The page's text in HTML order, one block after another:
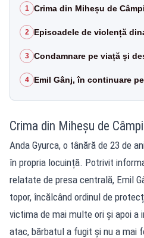
1 Crima din Miheșu de
2 Episoadele de violență
3 Condamnare pe viață și
4 Emil Gânj, în continuare
Crima din Miheșu de
Anda Gyurca, o tânără de 23 de
în propria locuință. Potrivit
relatate de presa centrală, Emil
topor, încălcând ordinul de
victima de mai multe ori și apoi a
atac, bărbatul a fugit și nu a mai